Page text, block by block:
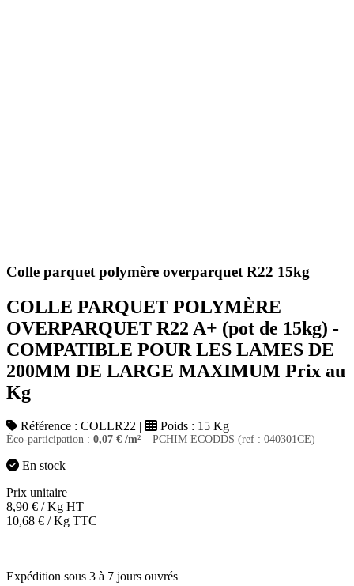
Colle parquet polymère overparquet R22 15kg
COLLE PARQUET POLYMÈRE
OVERPARQUET R22 A+ (pot de 15kg) -
COMPATIBLE POUR LES LAMES DE
200MM DE LARGE MAXIMUM Prix au
Kg
Référence : COLLR22 | Poids : 15 Kg
Éco-participation : 0,07 € /m² – PCHIM ECODDS (ref : 040301CE)
En stock
Prix unitaire
8,90 € / Kg HT
10,68 € / Kg TTC
Expédition sous 3 à 7 jours ouvrés